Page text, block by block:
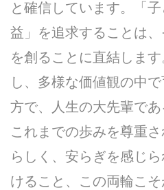
と確信しています。「
益」を追求することは
を創ることに直結しま
し、多様な価値観の中
方で、人生の大先輩であ
これまでの歩みを尊重
らしく、安らぎを感じ
けること、この両輪こ